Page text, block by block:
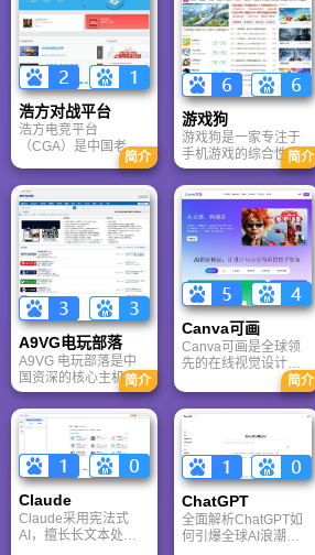
浩方对战平台
浩方电竞平台
（CGA）是中国老牌
游戏联机平台，提供
CS、War3、星际争霸
等经典游戏的稳定联
机服务。重温DOTA1
的激情岁月，找回当
年的战友。同时提供
最新CGA电竞赛事资
讯及热门页游入口，
致敬中国电竞的黄金
时代。
简介
游戏狗
游戏狗是一家专注于
手机游戏的综合性门
户网站。它致力于为
手游玩家提供最新、
最全的游戏资讯、攻
略、评测及视频等内
容，是国内较早一批
专注于移动游戏领域
的垂直媒体。
简介
A9VG电玩部落
A9VG 电玩部落是中
国资深的核心主机游
戏玩家社区。网站以
论坛为核心，提供全
面的主机游戏资讯、
攻略和资料库，覆盖
PlayStation、Xbox、
Switch 等全平台。凭
借其深厚的历史积淀
和活跃的用户群体，
A9VG 成为硬核玩家
交流心得、分享攻略
简介
Canva可画
Canva可画是全球领
先的在线视觉设计平
台，内置AI“魔力工作
室”，提供海量正版模
板与素材。无论是自
媒体封面、企业海报
还是PPT，零基础用
户也能轻松实现专业
级创作，让设计触手
可及。
简介
Claude
Claude采用宪法式
AI，擅长长文本处理
ChatGPT‌
全面解析ChatGPT如
何引爆全球AI浪潮！